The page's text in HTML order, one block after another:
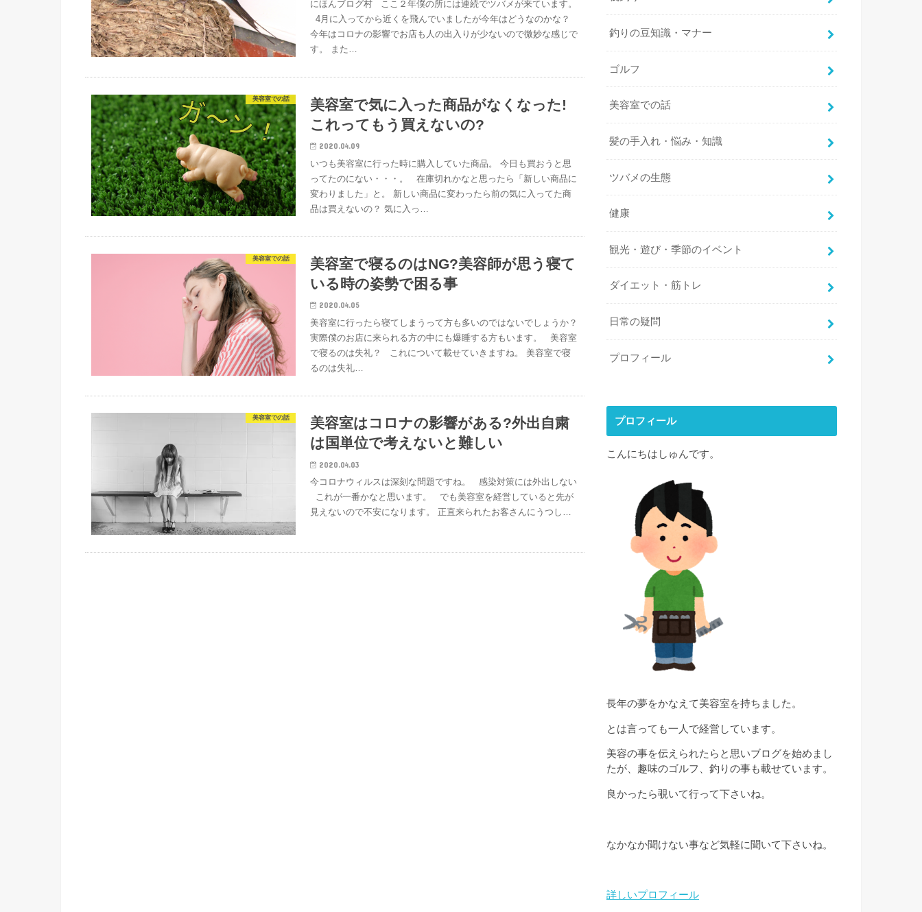
にほんブログ村 ここ２年僕の所には連続でツバメが来ています。
4月に入ってから近くを飛んでいましたが今年はどうなのかな？
今年はコロナの影響でお店も人の出入りが少ないので微妙な感じで
す。 また…
美容室での話
美容室で気に入った商品がなくなった!
これってもう買えないの?
2020.04.09
いつも美容室に行った時に購入していた商品。 今日も買おうと思
ってたのにない・・・。 在庫切れかなと思ったら「新しい商品に
変わりました」と。 新しい商品に変わったら前の気に入ってた商
品は買えないの？ 気に入っ…
美容室での話
美容室で寝るのはNG?美容師が思う寝て
いる時の姿勢で困る事
2020.04.05
美容室に行ったら寝てしまうって方も多いのではないでしょうか？
実際僕のお店に来られる方の中にも爆睡する方もいます。 美容室
で寝るのは失礼？ これについて載せていきますね。 美容室で寝
るのは失礼…
美容室での話
美容室はコロナの影響がある?外出自粛
は国単位で考えないと難しい
2020.04.03
今コロナウィルスは深刻な問題ですね。 感染対策には外出しない
これが一番かなと思います。 でも美容室を経営していると先が
見えないので不安になります。 正直来られたお客さんにうつし…
釣りの豆知識・マナー
ゴルフ
美容室での話
髪の手入れ・悩み・知識
ツバメの生態
健康
観光・遊び・季節のイベント
ダイエット・筋トレ
日常の疑問
プロフィール
プロフィール
こんにちはしゅんです。
長年の夢をかなえて美容室を持ちました。
とは言っても一人で経営しています。
美容の事を伝えられたらと思いブログを始めまし
たが、趣味のゴルフ、釣りの事も載せています。
良かったら覗いて行って下さいね。
なかなか聞けない事など気軽に聞いて下さいね。
詳しいプロフィール